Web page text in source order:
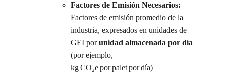
Factores de Emisión Necesarios:
Factores de emisión promedio de la
industria, expresados en unidades de
GEI por unidad almacenada por día
(por ejemplo,
kg CO₂e por palet por día)